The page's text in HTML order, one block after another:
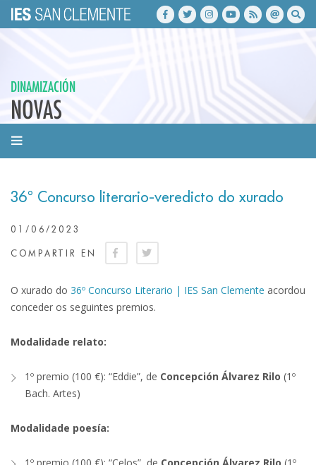
DINAMIZACIÓN
NOVAS
36º Concurso literario-veredicto do xurado
01/06/2023
COMPARTIR EN
O xurado do 36º Concurso Literario | IES San Clemente acordou
conceder os seguintes premios.
Modalidade relato:
1º premio (100 €): “Eddie”, de Concepción Álvarez Rilo (1º
Bach. Artes)
Modalidade poesía: